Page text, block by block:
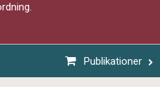
Publikationer